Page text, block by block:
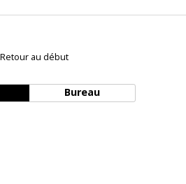
Retour au début
Bureau